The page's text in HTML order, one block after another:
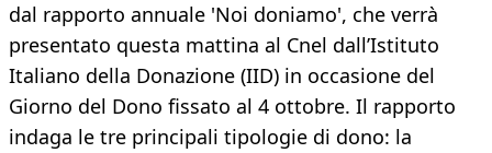
dal rapporto annuale 'Noi doniamo', che verrà
presentato questa mattina al Cnel dall’Istituto
Italiano della Donazione (IID) in occasione del
Giorno del Dono fissato al 4 ottobre. Il rapporto
indaga le tre principali tipologie di dono: la